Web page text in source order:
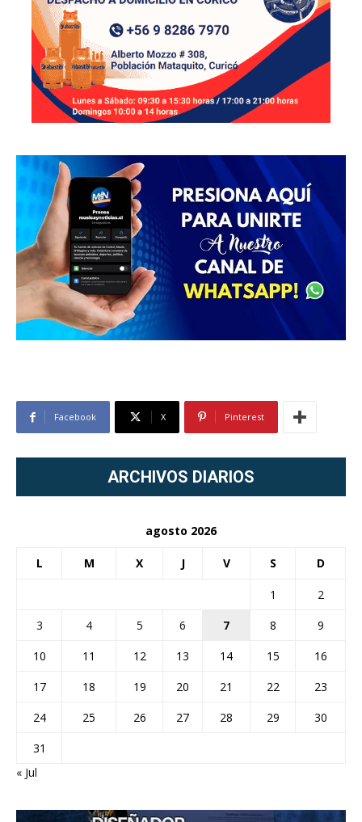
Facebook X Pinterest
ARCHIVOS DIARIOS
agosto 2026
L M X J V S D
1
2
3
4 5 6 7 8
9
10
11 12 13 14 15
16
17
18 19 20 21 22
23
24
25 26 27 28 29
30
31
« Jul